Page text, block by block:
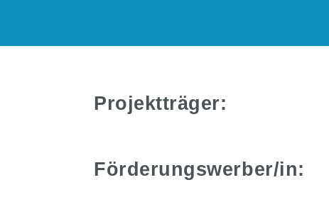
Projektträger:
Förderungswerber/in: